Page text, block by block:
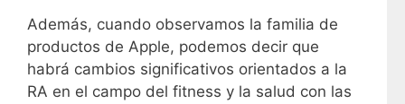
Además, cuando observamos la familia de
productos de Apple, podemos decir que
habrá cambios significativos orientados a la
RA en el campo del fitness y la salud con las